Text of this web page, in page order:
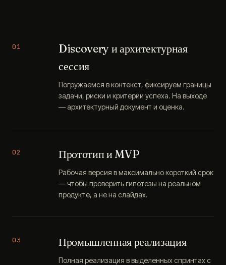
01
Discovery и архитектурная
сессия
Погружаемся в контекст, фиксируем границы
задачи, риски и критерии успеха. На выходе
— архитектурный документ и оценка.
02 Прототип и MVP
Рабочая версия в максимально короткий срок
— чтобы проверить гипотезы на реальном
продукте, а не на слайдах.
03 Промышленная реализация
Полная реализация в выделенных спринтах с